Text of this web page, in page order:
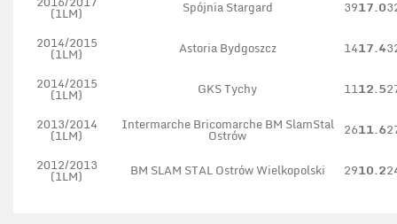
(1LM) Spójnia Stargard 3917.0
2014/2015
(1LM) Astoria Bydgoszcz 1417.4
2014/2015
(1LM) GKS Tychy 1112.5
2013/2014
(1LM)
Intermarche Bricomarche BM SlamStal
Ostrów 2611.6
2012/2013
(1LM) BM SLAM STAL Ostrów Wielkopolski 2910.2